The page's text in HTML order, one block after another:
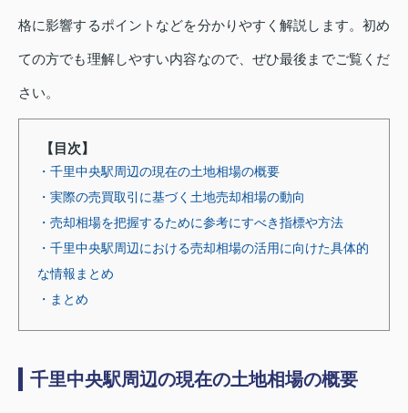
格に影響するポイントなどを分かりやすく解説します。初め
ての方でも理解しやすい内容なので、ぜひ最後までご覧くだ
さい。
【目次】
・千里中央駅周辺の現在の土地相場の概要
・実際の売買取引に基づく土地売却相場の動向
・売却相場を把握するために参考にすべき指標や方法
・千里中央駅周辺における売却相場の活用に向けた具体的
な情報まとめ
・まとめ
千里中央駅周辺の現在の土地相場の概要